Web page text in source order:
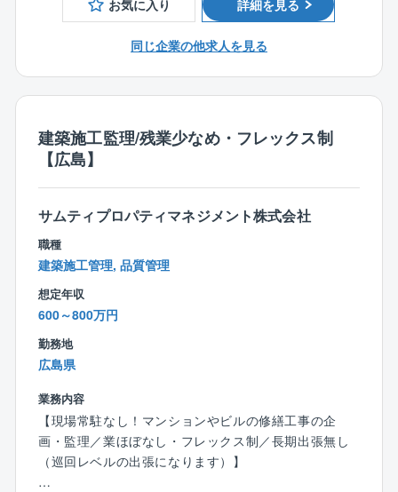
⇒現場の状況やコスト観点を踏まえ、より現実的かつ
⇒複雑な技術課題を構造化し、社長などの経営層が判
告します。
⇒電気事業法などの法規制に対し、日本初の潮流発電
がいかに適合しているか、技術資料の準備や官庁への
説明補助を行います。
【同社の魅力】
☆日本初の潮流発電プロジェクト事業に携わることが
できます！
☆より上流（発注者側）で就業可能です！
☆残業20h程度と少なめ
て安心してご活躍いただけます！
☆デザイナーズの寮と社宅が完備されております！
☆年間休日124日
お気に入り 詳細を見る
同じ企業の他求人を見る
建築施工監理/残業少なめ・フレックス制
【広島】
サムティプロパティマネジメント株式会社
職種
建築施工管理, 品質管理
想定年収
600～800万円
勤務地
広島県
業務内容
【現場常駐なし！マンションやビルの修繕工事の企
画・監理／業ほぼなし・フレックス制／長期出張無し
（巡回レベルの出張になります）】